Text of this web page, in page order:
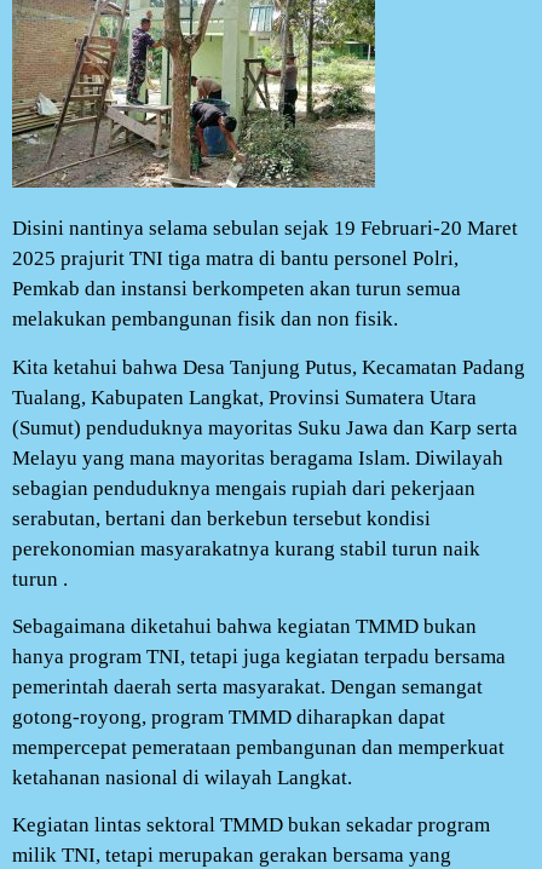
Disini nantinya selama sebulan sejak 19 Februari-20 Maret
2025 prajurit TNI tiga matra di bantu personel Polri,
Pemkab dan instansi berkompeten akan turun semua
melakukan pembangunan fisik dan non fisik.
Kita ketahui bahwa Desa Tanjung Putus, Kecamatan Padang
Tualang, Kabupaten Langkat, Provinsi Sumatera Utara
(Sumut) penduduknya mayoritas Suku Jawa dan Karp serta
Melayu yang mana mayoritas beragama Islam. Diwilayah
sebagian penduduknya mengais rupiah dari pekerjaan
serabutan, bertani dan berkebun tersebut kondisi
perekonomian masyarakatnya kurang stabil turun naik
turun .
Sebagaimana diketahui bahwa kegiatan TMMD bukan
hanya program TNI, tetapi juga kegiatan terpadu bersama
pemerintah daerah serta masyarakat. Dengan semangat
gotong-royong, program TMMD diharapkan dapat
mempercepat pemerataan pembangunan dan memperkuat
ketahanan nasional di wilayah Langkat.
Kegiatan lintas sektoral TMMD bukan sekadar program
milik TNI, tetapi merupakan gerakan bersama yang